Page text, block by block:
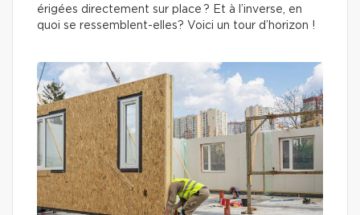
érigées directement sur place ? Et à l’inverse, en
quoi se ressemblent-elles? Voici un tour d’horizon !